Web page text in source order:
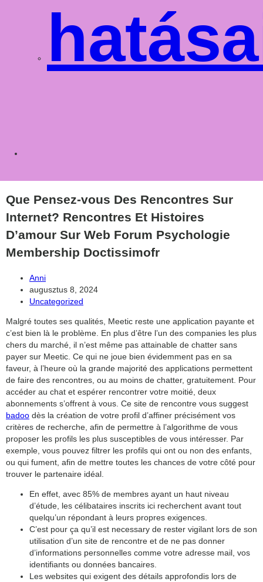
search
Que Pensez-vous Des Rencontres Sur
Internet? Rencontres Et Histoires
D’amour Sur Web Forum Psychologie
Membership Doctissimofr
Post
author:
Anni
Post
published:
augusztus 8, 2024
Post
Uncategorized
Malgré toutes ses qualités, Meetic reste une application payante et
c’est bien là le problème. En plus d’être l’un des companies les plus
chers du marché, il n’est même pas attainable de chatter sans
payer sur Meetic. Ce qui ne joue bien évidemment pas en sa
faveur, à l’heure où la grande majorité des applications permettent
de faire des rencontres, ou au moins de chatter, gratuitement. Pour
accéder au chat et espérer rencontrer votre moitié, deux
abonnements s’offrent à vous. Ce site de rencontre vous suggest
badoo dès la création de votre profil d’affiner précisément vos
critères de recherche, afin de permettre à l’algorithme de vous
proposer les profils les plus susceptibles de vous intéresser. Par
exemple, vous pouvez filtrer les profils qui ont ou non des enfants,
ou qui fument, afin de mettre toutes les chances de votre côté pour
trouver le partenaire idéal.
En effet, avec 85% de membres ayant un haut niveau
d’étude, les célibataires inscrits ici recherchent avant tout
quelqu’un répondant à leurs propres exigences.
C’est pour ça qu’il est necessary de rester vigilant lors de son
utilisation d’un site de rencontre et de ne pas donner
d’informations personnelles comme votre adresse mail, vos
identifiants ou données bancaires.
Les websites qui exigent des détails approfondis lors de